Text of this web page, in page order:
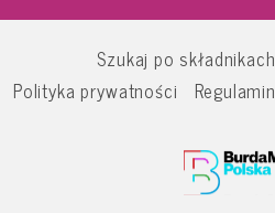
Szukaj po składnikach
Polityka prywatności
Regulamin